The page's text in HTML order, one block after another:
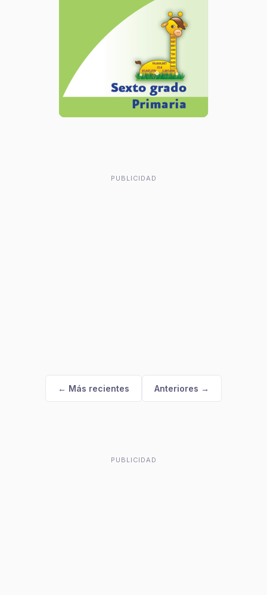
PUBLICIDAD
← Más recientes Anteriores →
PUBLICIDAD